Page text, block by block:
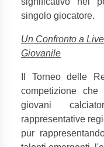
singolo giocatore.
Un Confronto a
Giovanile
Il Torneo delle
competizione
giovani
rappresentative
pur